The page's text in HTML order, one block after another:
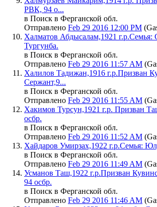
РВК, 94 о...
в Поиск в Ферганской обл.
Отправлено Feb 29 2016 12:00 PM
Халматов Абдысалам,1921 г.р.Семья:
Тургунба.
в Поиск в Ферганской обл.
Отправлено Feb 29 2016 11:57 AM
Халилов Тадижан,1916 г.р.Призван
Сержант,9...
в Поиск в Ферганской обл.
Отправлено Feb 29 2016 11:55 AM
Хакимов Турсун,1921 г.р. Призван
осбр.
в Поиск в Ферганской обл.
Отправлено Feb 29 2016 11:52 AM
Хайдаров Умирзах,1922 г.р.Семья:
в Поиск в Ферганской обл.
Отправлено Feb 29 2016 11:49 AM
Усманов Таш,1922 г.р.Призван
94 осбр.
в Поиск в Ферганской обл.
Отправлено Feb 29 2016 11:46 AM